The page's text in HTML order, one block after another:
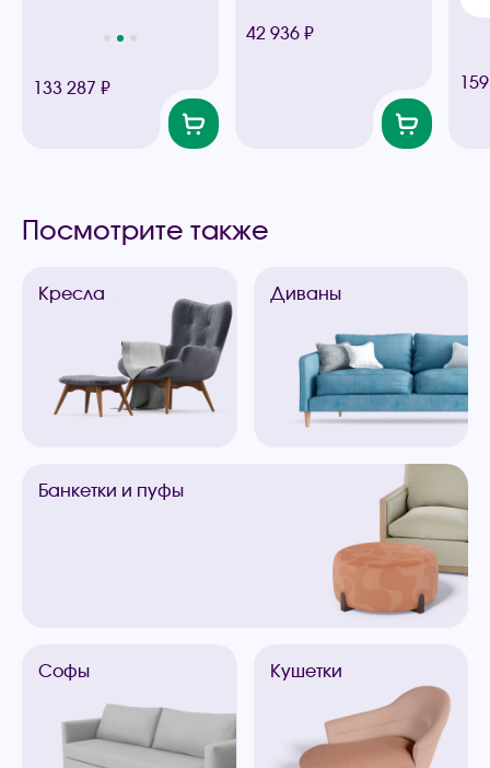
133 287 ₽
42 936 ₽
Посмотрите также
Кресла Диваны
Банкетки и пуфы
Софы Кушетки